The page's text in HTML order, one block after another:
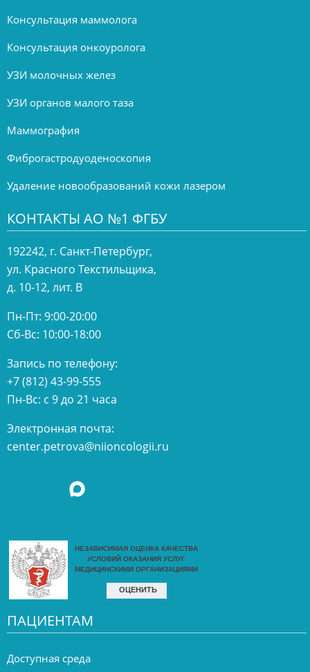
Консультация маммолога
Консультация онкоуролога
УЗИ молочных желез
УЗИ органов малого таза
Маммография
Фиброгастродуоденоскопия
Удаление новообразований кожи лазером
КОНТАКТЫ АО №1 ФГБУ
192242, г. Санкт-Петербург,
ул. Красного Текстильщика,
д. 10-12, лит. В
Пн-Пт: 9:00-20:00
Сб-Вс: 10:00-18:00
Запись по телефону:
+7 (812) 43-99-555
Пн-Вс: с 9 до 21 часа
Электронная почта:
center.petrova@niioncologii.ru
ПАЦИЕНТАМ
Доступная среда